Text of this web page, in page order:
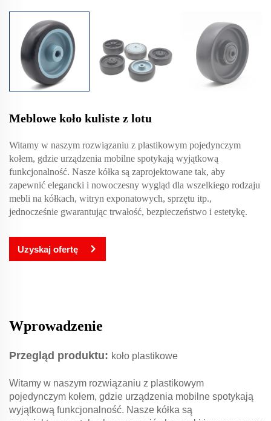
Meblowe koło kuliste z lotu
Witamy w naszym rozwiązaniu z plastikowym pojedynczym
kołem, gdzie urządzenia mobilne spotykają wyjątkową
funkcjonalność. Nasze kółka są zaprojektowane tak, aby
zapewnić elegancki i nowoczesny wygląd dla wszelkiego rodzaju
mebli na kółkach, witryn exponatowych, sprzętu itp.,
jednocześnie gwarantując trwałość, bezpieczeństwo i estetykę.
Uzyskaj ofertę
Wprowadzenie
Przegląd produktu: koło plastikowe
Witamy w naszym rozwiązaniu z plastikowym
pojedynczym kołem, gdzie urządzenia mobilne spotykają
wyjątkową funkcjonalność. Nasze kółka są